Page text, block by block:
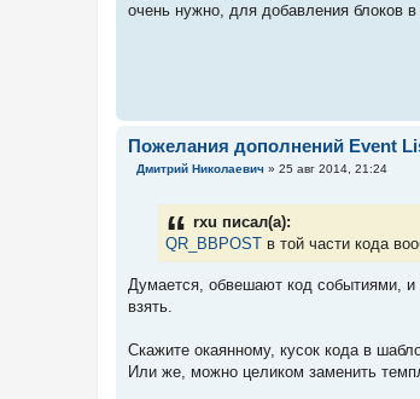
н
очень нужно, для добавления блоков
Пожелания дополнений Event
С
е
Дмитрий Николаевич » 25 авг 2014, 21:24
rxu писал(а):
QR_BBPOST в той части кода
Думается, обвешают код событиями, и
взять.
Скажите окаянному, кусок кода в
Или же, можно целиком заменить